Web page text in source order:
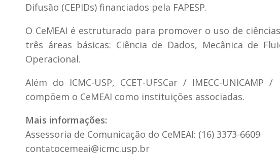
Difusão (CEPIDs) financiados pela FAPESP.
O CeMEAI é estruturado para promover o uso de
três áreas básicas: Ciência de Dados, Mecânica de
Operacional.
Além do ICMC-USP, CCET-UFSCar / IMECC-UNICAMP
compõem o CeMEAI como instituições associadas.
Mais informações:
Assessoria de Comunicação do CeMEAI: (16) 3373-6609
contatocemeai@icmc.usp.br